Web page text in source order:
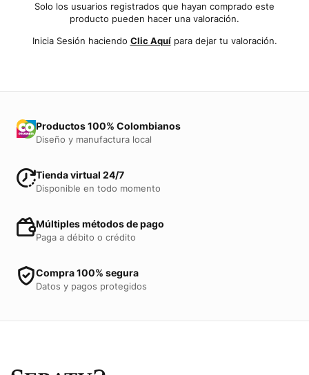
Solo los usuarios registrados que hayan comprado este
producto pueden hacer una valoración.
Inicia Sesión haciendo Clic Aquípara dejar tu valoración.
Productos 100% Colombianos
Diseño y manufactura local
Tienda virtual 24/7
Disponible en todo momento
Múltiples métodos de pago
Paga a débito o crédito
Compra 100% segura
Datos y pagos protegidos